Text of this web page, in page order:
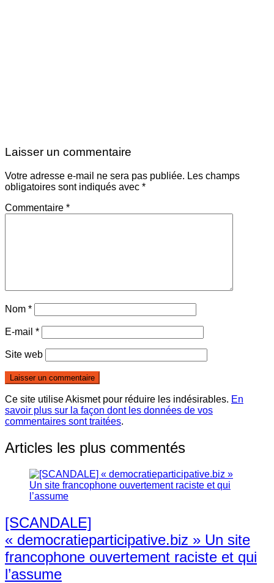
Laisser un commentaire
Votre adresse e-mail ne sera pas publiée. Les champs
obligatoires sont indiqués avec *
Commentaire *
Nom *
E-mail *
Site web
Ce site utilise Akismet pour réduire les indésirables. En
savoir plus sur la façon dont les données de vos
commentaires sont traitées.
Articles les plus commentés
[SCANDALE]
« democratieparticipative.biz » Un site
francophone ouvertement raciste et qui
l’assume